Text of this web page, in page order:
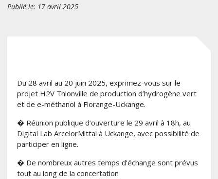
Publié le: 17 avril 2025
Du 28 avril au 20 juin 2025, exprimez-vous sur le
projet H2V Thionville de production d’hydrogène vert
et de e-méthanol à Florange-Uckange.
� Réunion publique d’ouverture le 29 avril à 18h, au
Digital Lab ArcelorMittal à Uckange, avec possibilité de
participer en ligne.
� De nombreux autres temps d’échange sont prévus
tout au long de la concertation